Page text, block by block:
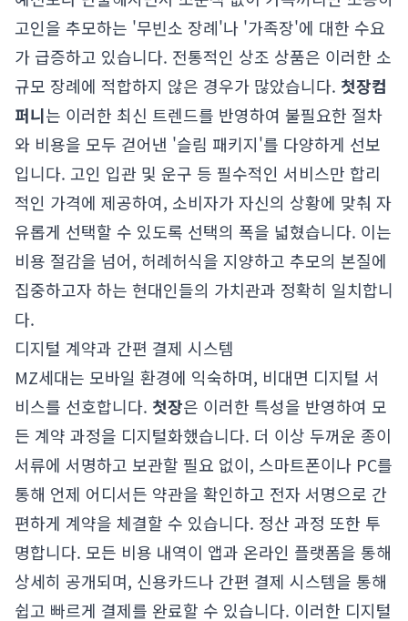
고인을 추모하는 '무빈소 장례'나 '가족장'에 대한 수요
가 급증하고 있습니다. 전통적인 상조 상품은 이러한 소
규모 장례에 적합하지 않은 경우가 많았습니다. 첫장컴
퍼니는 이러한 최신 트렌드를 반영하여 불필요한 절차
와 비용을 모두 걷어낸 '슬림 패키지'를 다양하게 선보
입니다. 고인 입관 및 운구 등 필수적인 서비스만 합리
적인 가격에 제공하여, 소비자가 자신의 상황에 맞춰 자
유롭게 선택할 수 있도록 선택의 폭을 넓혔습니다. 이는
비용 절감을 넘어, 허례허식을 지양하고 추모의 본질에
집중하고자 하는 현대인들의 가치관과 정확히 일치합니
다.
디지털 계약과 간편 결제 시스템
MZ세대는 모바일 환경에 익숙하며, 비대면 디지털 서
비스를 선호합니다. 첫장은 이러한 특성을 반영하여 모
든 계약 과정을 디지털화했습니다. 더 이상 두꺼운 종이
서류에 서명하고 보관할 필요 없이, 스마트폰이나 PC를
통해 언제 어디서든 약관을 확인하고 전자 서명으로 간
편하게 계약을 체결할 수 있습니다. 정산 과정 또한 투
명합니다. 모든 비용 내역이 앱과 온라인 플랫폼을 통해
상세히 공개되며, 신용카드나 간편 결제 시스템을 통해
쉽고 빠르게 결제를 완료할 수 있습니다. 이러한 디지털